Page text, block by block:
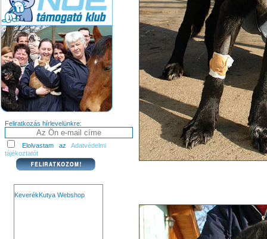
Feliratkozás hírlevelünkre:
Elolvastam az Adatvédelmi
tájékoztatót
KeverékKutya Webshop